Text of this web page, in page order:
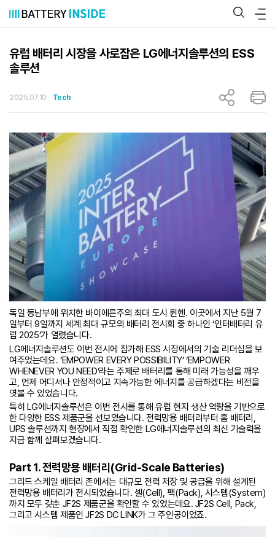
츠
유럽 배터리 시장을 사로잡은 LG에너지솔루션의 ESS
솔루션
2025.07.10 Tech
독일 동남부에 위치한 바이에른주의 최대 도시 뮌헨. 이곳에서 지난 5월 7
일부터 9일까지 세계 최대 규모의 배터리 전시회 중 하나인 ‘인터배터리 유
럽 2025’가 열렸습니다.
LG에너지솔루션도 이번 전시에 참가해 ESS 시장에서의 기술 리더십을 보
여주었는데요. ‘EMPOWER EVERY POSSIBILITY’ ‘EMPOWER
WHENEVER YOU NEED’라는 주제로 배터리를 통해 미래 가능성을 깨우
고, 언제 어디서나 안정적이고 지속가능한 에너지를 공급하겠다는 비전을
엿볼 수 있었습니다.
특히 LG에너지솔루션은 이번 전시를 통해 유럽 현지 생산 역량을 기반으로
한 다양한 ESS 제품군을 선보였습니다. 전력망용 배터리부터 홈 배터리,
UPS 솔루션까지 현장에서 직접 확인한 LG에너지솔루션의 최신 기술력을
지금 함께 살펴보겠습니다.
Part 1. 전력망용 배터리(Grid-Scale Batteries)
그리드 스케일 배터리 존에서는 대규모 전력 저장 및 공급을 위해 설계된
전력망용 배터리가 전시되었습니다. 셀(Cell), 팩(Pack), 시스템(System)
까지 모두 갖춘 JF2S 제품군을 확인할 수 있었는데요. JF2S Cell, Pack,
그리고 시스템 제품인 JF2S DC LINK가 그 주인공이었죠.